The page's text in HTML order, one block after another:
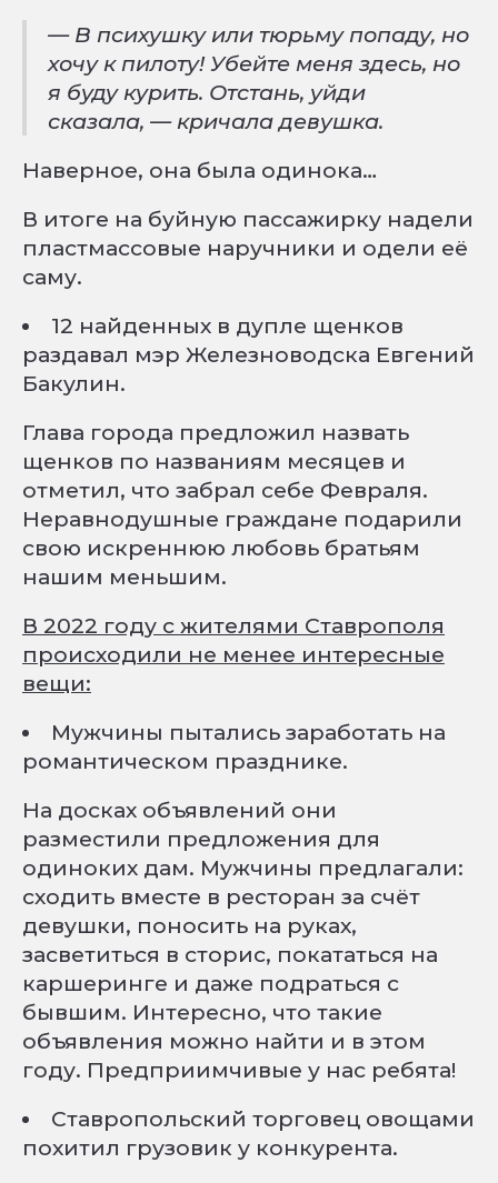
— В психушку или тюрьму попаду, но
хочу к пилоту! Убейте меня здесь, но
я буду курить. Отстань, уйди
сказала, — кричала девушка.
Наверное, она была одинока…
В итоге на буйную пассажирку надели
пластмассовые наручники и одели её
саму.
12 найденных в дупле щенков
раздавал мэр Железноводска Евгений
Бакулин.
Глава города предложил назвать
щенков по названиям месяцев и
отметил, что забрал себе Февраля.
Неравнодушные граждане подарили
свою искреннюю любовь братьям
нашим меньшим.
В 2022 году с жителями Ставрополя
происходили не менее интересные
вещи:
Мужчины пытались заработать на
романтическом празднике.
На досках объявлений они
разместили предложения для
одиноких дам. Мужчины предлагали:
сходить вместе в ресторан за счёт
девушки, поносить на руках,
засветиться в сторис, покататься на
каршеринге и даже подраться с
бывшим. Интересно, что такие
объявления можно найти и в этом
году. Предприимчивые у нас ребята!
Ставропольский торговец овощами
похитил грузовик у конкурента.